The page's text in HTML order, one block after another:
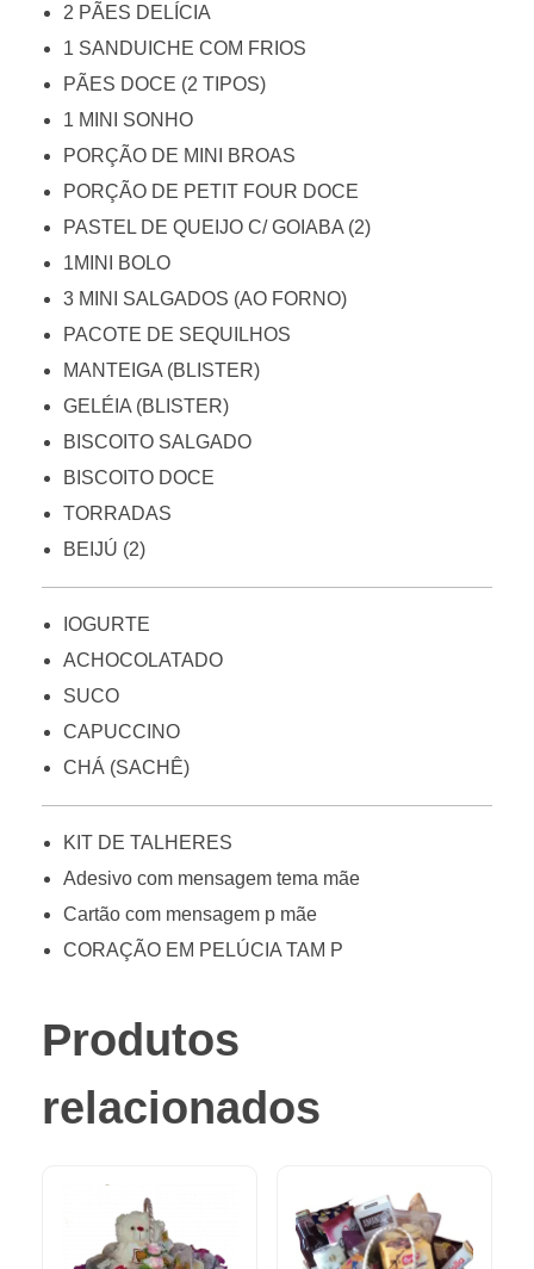
2 PÃES DELÍCIA
1 SANDUICHE COM FRIOS
PÃES DOCE (2 TIPOS)
1 MINI SONHO
PORÇÃO DE MINI BROAS
PORÇÃO DE PETIT FOUR DOCE
PASTEL DE QUEIJO C/ GOIABA (2)
1MINI BOLO
3 MINI SALGADOS (AO FORNO)
PACOTE DE SEQUILHOS
MANTEIGA (BLISTER)
GELÉIA (BLISTER)
BISCOITO SALGADO
BISCOITO DOCE
TORRADAS
BEIJÚ (2)
IOGURTE
ACHOCOLATADO
SUCO
CAPUCCINO
CHÁ (SACHÊ)
KIT DE TALHERES
Adesivo com mensagem tema mãe
Cartão com mensagem p mãe
CORAÇÃO EM PELÚCIA TAM P
Produtos
relacionados